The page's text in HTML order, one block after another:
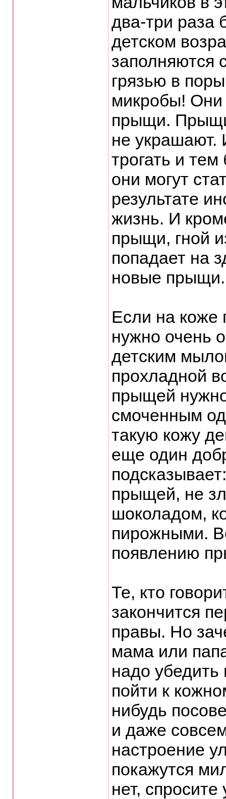
два-три раза
детском
заполняются
грязью в
микробы! Они
прыщи.
не украшают.
трогать и
они могут
результате
жизнь. И
прыщи, гной
попадает на
новые прыщи.
Если на коже
нужно очень
детским
прохладной
прыщей
смоченным
такую кожу
еще один
прыщей, не
шоколадом,
пирожными.
появлению
Те, кто
закончится
правы. Но
мама или
надо убедить
пойти к
нибудь
и даже
настроение
покажутся
нет,